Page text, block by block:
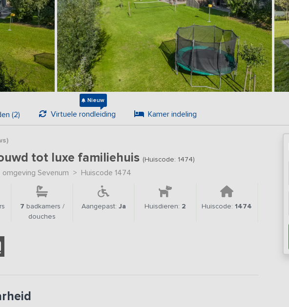
(2) Virtuele rondleiding
Nieuw
Kamer indeling
)
tot luxe familiehuis (Huiscode: 1474)
omgeving Sevenum > Huiscode 1474
7 badkamers /
douches
Aangepast: Ja Huisdieren: 2 Huiscode:1474